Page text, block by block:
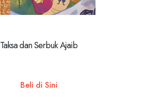
Taksa dan Serbuk Ajaib
Beli di Sini